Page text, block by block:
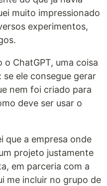
muito impressionado
experimentos,
ChatGPT, uma coisa
se ele consegue gerar
nem foi criado para
deve ser usar o
que a empresa onde
projeto justamente
em parceria com a
me incluir no grupo de